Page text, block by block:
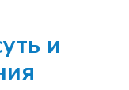
и